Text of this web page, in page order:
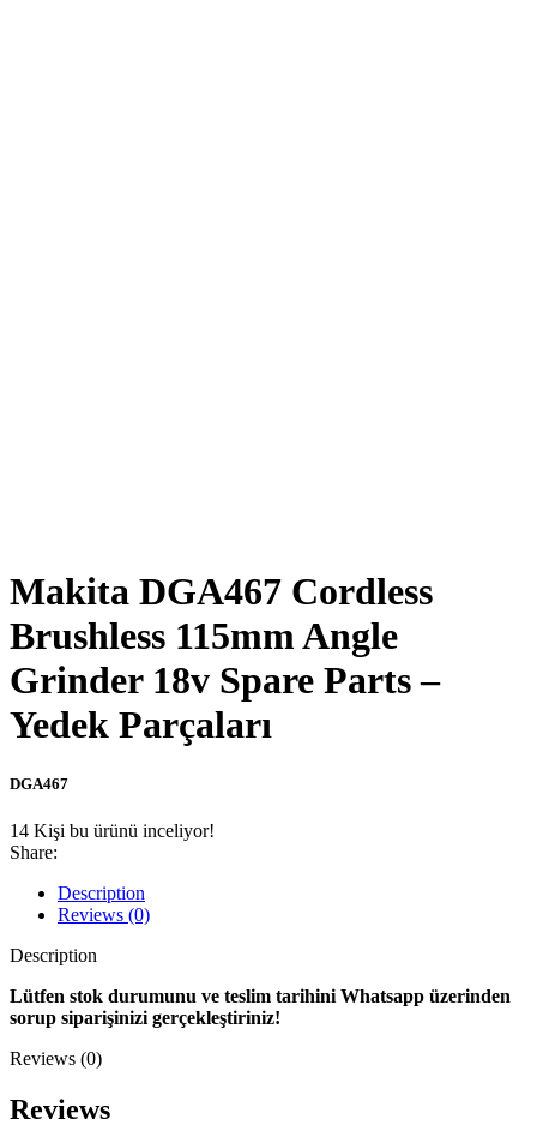
Makita DGA467 Cordless
Brushless 115mm Angle
Grinder 18v Spare Parts –
Yedek Parçaları
DGA467
14 Kişi bu ürünü inceliyor!
Share:
Description
Reviews (0)
Description
Lütfen stok durumunu ve teslim tarihini Whatsapp üzerinden
sorup siparişinizi gerçekleştiriniz!
Reviews (0)
Reviews